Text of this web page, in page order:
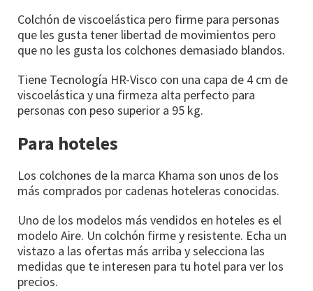
Colchón de viscoelástica pero firme para personas
que les gusta tener libertad de movimientos pero
que no les gusta los colchones demasiado blandos.
Tiene Tecnología HR-Visco con una capa de 4 cm de
viscoelástica y una firmeza alta perfecto para
personas con peso superior a 95 kg.
Para hoteles
Los colchones de la marca Khama son unos de los
más comprados por cadenas hoteleras conocidas.
Uno de los modelos más vendidos en hoteles es el
modelo Aire. Un colchón firme y resistente. Echa un
vistazo a las ofertas más arriba y selecciona las
medidas que te interesen para tu hotel para ver los
precios.